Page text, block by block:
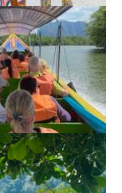
04/Thaimaa.jpg
04/Thaimaa-